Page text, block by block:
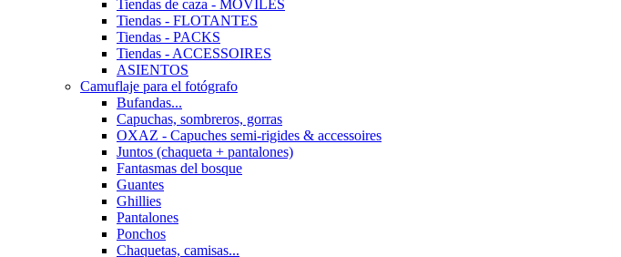
Tiendas de caza - MÓVILES
Tiendas - FLOTANTES
Tiendas - PACKS
Tiendas - ACCESSOIRES
ASIENTOS
Camuflaje para el fotógrafo
Bufandas...
Capuchas, sombreros, gorras
OXAZ - Capuches semi-rigides & accessoires
Juntos (chaqueta + pantalones)
Fantasmas del bosque
Guantes
Ghillies
Pantalones
Ponchos
Chaquetas, camisas...